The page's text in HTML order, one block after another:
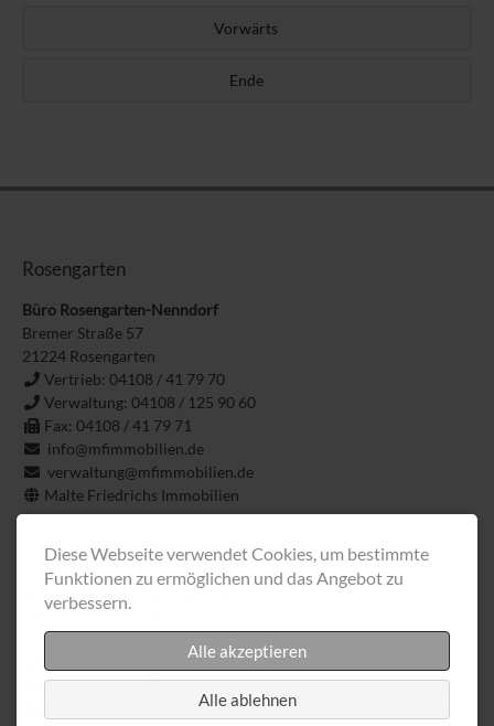
Vorwärts
Ende
Rosengarten
Büro Rosengarten-Nenndorf
Bremer Straße 57
21224 Rosengarten
Vertrieb: 04108 / 41 79 70
Verwaltung: 04108 / 125 90 60
Fax: 04108 / 41 79 71
info@mfimmobilien.de
verwaltung@mfimmobilien.de
Malte Friedrichs Immobilien
Buchholz
Büro Buchholz in der Nordheide
21244
Vertrieb: 04181 / 217 91 29
Fax: 04181 / 217 91 26
info@mfimmobilien.de
Diese Webseite verwendet Cookies, um bestimmte
Funktionen zu ermöglichen und das Angebot zu
verbessern.
Alle akzeptieren
Alle ablehnen